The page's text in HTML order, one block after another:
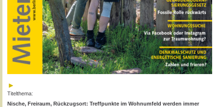
Titelthema:
Nische, Freiraum, Rückzugsort: Treffpunkte im Wohnumfeld werden immer